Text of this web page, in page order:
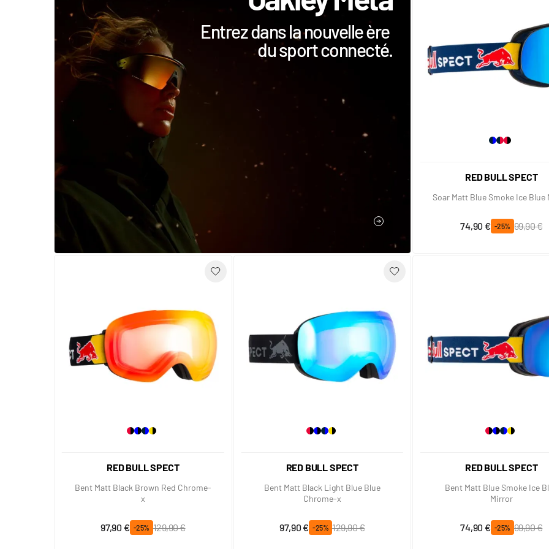
Entrez dans la nouvelle ère
du sport connecté.
JE DÉCOUVRE
RED BULL SPECT
Soar Matt Blue Smoke Ice Blue
Prix spécial
74,90 € -25%
Prix normal
99,90 €
RED BULL SPECT
Bent Matt Black Brown Red Chrome-
x
Prix spécial
97,90 € -25%
Prix normal
129,90 €
RED BULL SPECT
Bent Matt Black Light Blue Blue
Chrome-x
Prix spécial
97,90 € -25%
Prix normal
129,90 €
RED BULL SPECT
Bent Matt Blue Smoke Ice
Mirror
Prix spécial
74,90 € -25%
Prix normal
99,90 €